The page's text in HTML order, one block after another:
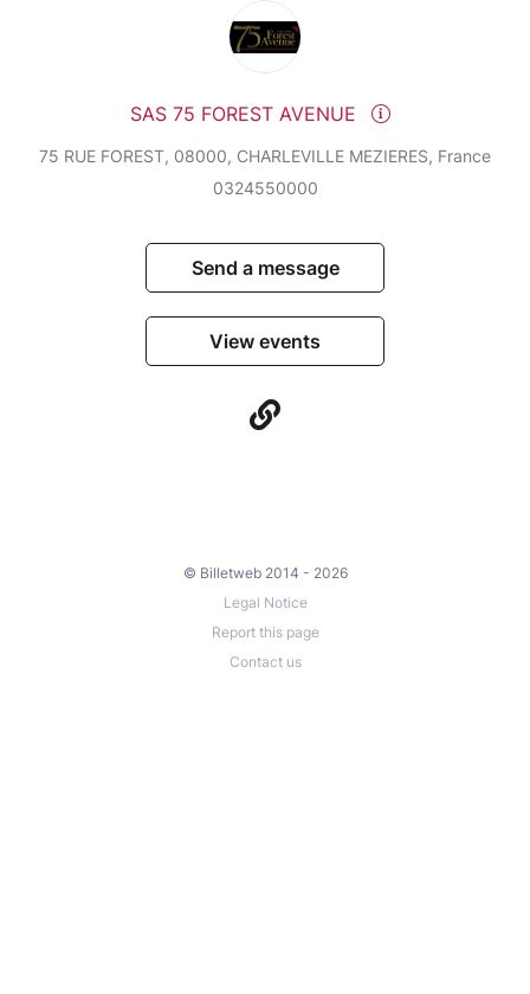
SAS 75 FOREST AVENUE
75 RUE FOREST, 08000, CHARLEVILLE MEZIERES, France
0324550000
Send a message
View events
© Billetweb 2014 - 2026
Legal Notice
Report this page
Contact us